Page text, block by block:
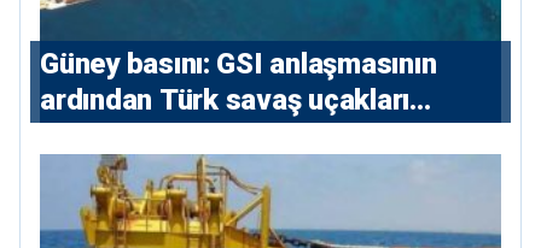
Güney basını: ⁠GSI anlaşmasının
ardından Türk savaş uçakları